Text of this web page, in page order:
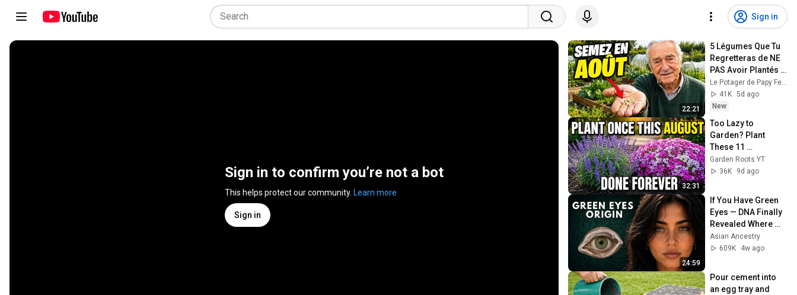
Sign in
Sign in to confirm you’re not a bot
This helps protect our community. Learn more
Sign in
22:21
5 Légumes Que Tu
Regretteras de NE
PAS Avoir Plantés
En Août !
Le Potager de Papy Fernand and Vies Pleines d’Histoire
41K 5d ago
New
32:31
Too Lazy to
Garden? Plant
These 11
Perennials This
AUGUST
Garden Roots YT
36K
9d ago
24:59
If You Have Green
Eyes — DNA Finally
Revealed Where
They Really Come
From
Asian Ancestry
609K
4w ago
Pour cement into
an egg tray and